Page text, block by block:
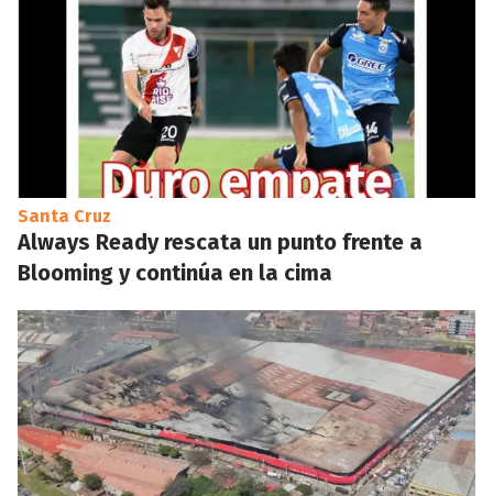
Santa Cruz
Always Ready rescata un punto frente a
Blooming y continúa en la cima